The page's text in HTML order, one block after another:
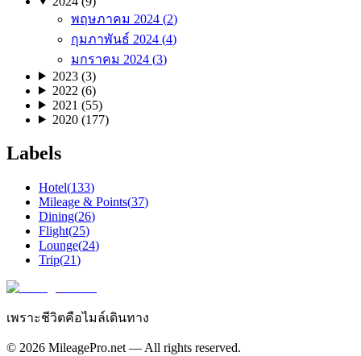
พฤษภาคม 2024 (2)
กุมภาพันธ์ 2024 (4)
มกราคม 2024 (3)
2023(3)
2022 (6)
2021 (55)
2020(177)
Labels
Hotel(133)
Mileage & Points(37)
Dining(26)
Flight(25)
Lounge(24)
Trip(21)
เพราะชีวิตคือไมล์เดินทาง
© 2026 MileagePro.net — All rights reserved.